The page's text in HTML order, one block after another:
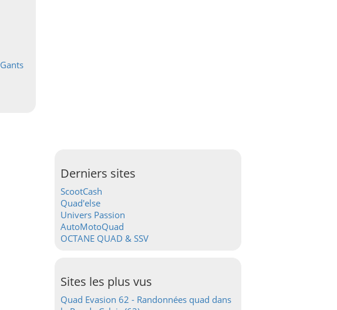
Gants
Derniers sites
ScootCash
Quad'else
Univers Passion
AutoMotoQuad
OCTANE QUAD & SSV
Sites les plus vus
Quad Evasion 62 - Randonnées quad dans